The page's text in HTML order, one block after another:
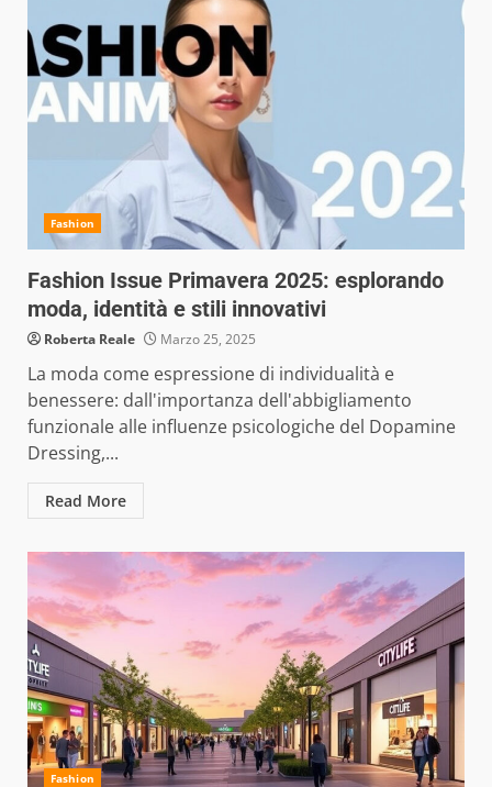
Fashion
Fashion Issue Primavera 2025: esplorando
moda, identità e stili innovativi
Roberta Reale Marzo 25, 2025
La moda come espressione di individualità e
benessere: dall'importanza dell'abbigliamento
funzionale alle influenze psicologiche del Dopamine
Dressing,...
Read More
Fashion